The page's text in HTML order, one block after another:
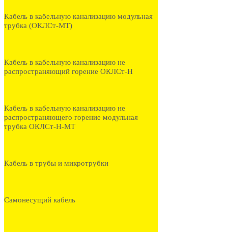
Кабель в кабельную канализацию модульная
трубка (ОКЛСт-МТ)
Кабель в кабельную канализацию не
распространяющий горение ОКЛСт-Н
Кабель в кабельную канализацию не
распространяющего горение модульная
трубка ОКЛСт-Н-МТ
Кабель в трубы и микротрубки
Самонесущий кабель